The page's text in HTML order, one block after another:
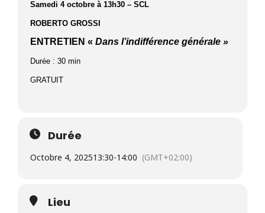
Samedi 4 octobre à 13h30 – SCL
ROBERTO GROSSI
ENTRETIEN « Dans l’indifférence générale »
Durée : 30 min
GRATUIT
Durée
Octobre 4, 202513:30-14:00 (GMT+02:00)
Lieu